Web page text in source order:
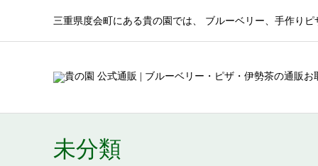
三重県度会町にある貴の園では、 ブルーベリー、手作りピ
未分類